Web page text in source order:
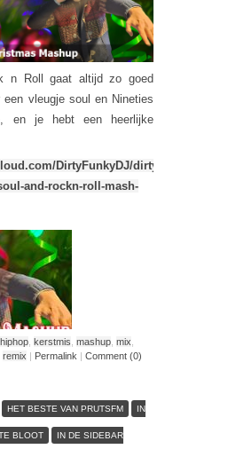
n Roll gaat altijd zo goed
een vleugje soul en Nineties
en je hebt een heerlijke
DirtyFunkyDJ/dirty-
and-rockn-roll-mash-
hiphop kerstmis mashup mix
remix | Permalink | Comment (0)
HET BESTE VAN PRUTSFM IN
BLOOT IN DE SIDEBAR